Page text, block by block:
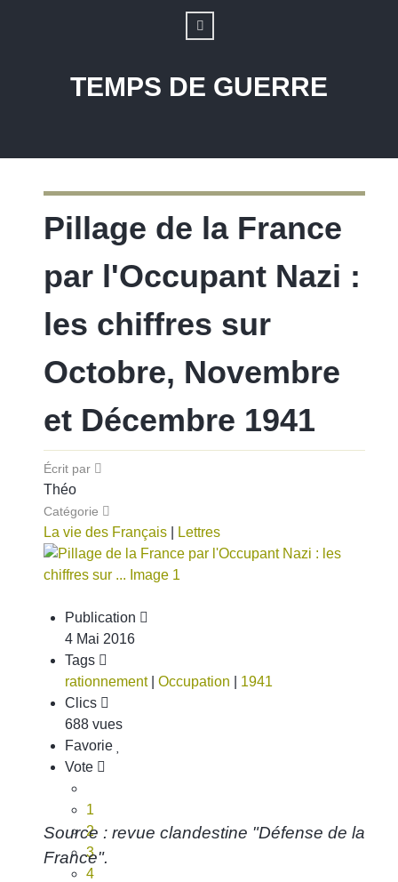
TEMPS DE GUERRE
Pillage de la France
par l'Occupant Nazi :
les chiffres sur
Octobre, Novembre
et Décembre 1941
Écrit par
Théo
Catégorie
La vie des Français Lettres
Publication
4 Mai 2016
Tags
rationnement| Occupation
1941
Clics
688 vues
Favorie
Vote
1
2
3
4
Source : revue clandestine "Défense de la
France".